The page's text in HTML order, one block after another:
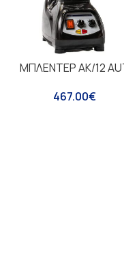
ΜΠΛΕΝΤΕΡ ΑΚ/12
467.00€